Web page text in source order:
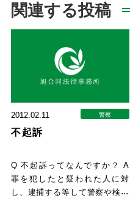
関連する投稿
2012.02.11 警察
不起訴
Q 不起訴ってなんですか？ A
罪を犯したと疑われた人に対
し、逮捕する等して警察や検察